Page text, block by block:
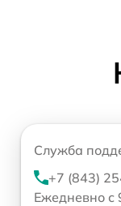
Служба
+7 (843)
Ежедневно с